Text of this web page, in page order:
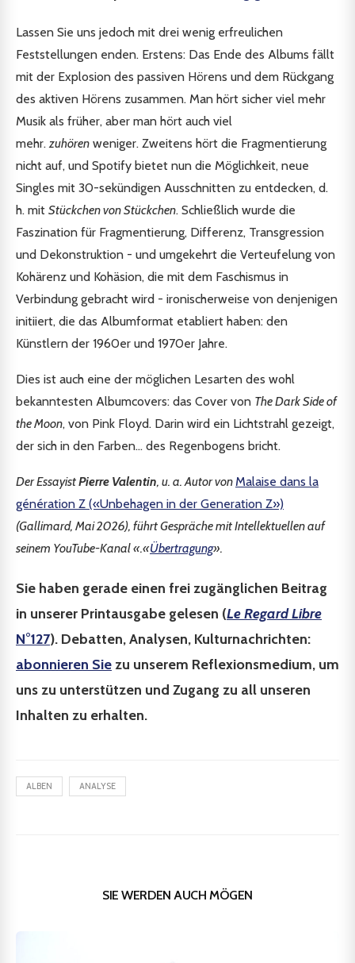
Lassen Sie uns jedoch mit drei wenig erfreulichen
Feststellungen enden. Erstens: Das Ende des Albums fällt
mit der Explosion des passiven Hörens und dem Rückgang
des aktiven Hörens zusammen. Man hört sicher viel mehr
Musik als früher, aber man hört auch viel
mehr. zuhören weniger. Zweitens hört die Fragmentierung
nicht auf, und Spotify bietet nun die Möglichkeit, neue
Singles mit 30-sekündigen Ausschnitten zu entdecken, d.
h. mit Stückchen von Stückchen. Schließlich wurde die
Faszination für Fragmentierung, Differenz, Transgression
und Dekonstruktion - und umgekehrt die Verteufelung von
Kohärenz und Kohäsion, die mit dem Faschismus in
Verbindung gebracht wird - ironischerweise von denjenigen
initiiert, die das Albumformat etabliert haben: den
Künstlern der 1960er und 1970er Jahre.
Dies ist auch eine der möglichen Lesarten des wohl
bekanntesten Albumcovers: das Cover von The Dark Side of
the Moon, von Pink Floyd. Darin wird ein Lichtstrahl gezeigt,
der sich in den Farben... des Regenbogens bricht.
Der EssayistPierre Valentin, u. a. Autor von Malaise dans la
génération Z («Unbehagen in der Generation Z»)
(Gallimard, Mai 2026), führt Gespräche mit Intellektuellen auf
seinem YouTube-Kanal «.«Übertragung».
Sie haben gerade einen frei zugänglichen Beitrag
in unserer Printausgabe gelesen (Le Regard Libre
N°127). Debatten, Analysen, Kulturnachrichten:
abonnieren Siezu unserem Reflexionsmedium, um
uns zu unterstützen und Zugang zu all unseren
Inhalten zu erhalten.
ALBEN ANALYSE
SIE WERDEN AUCH MÖGEN